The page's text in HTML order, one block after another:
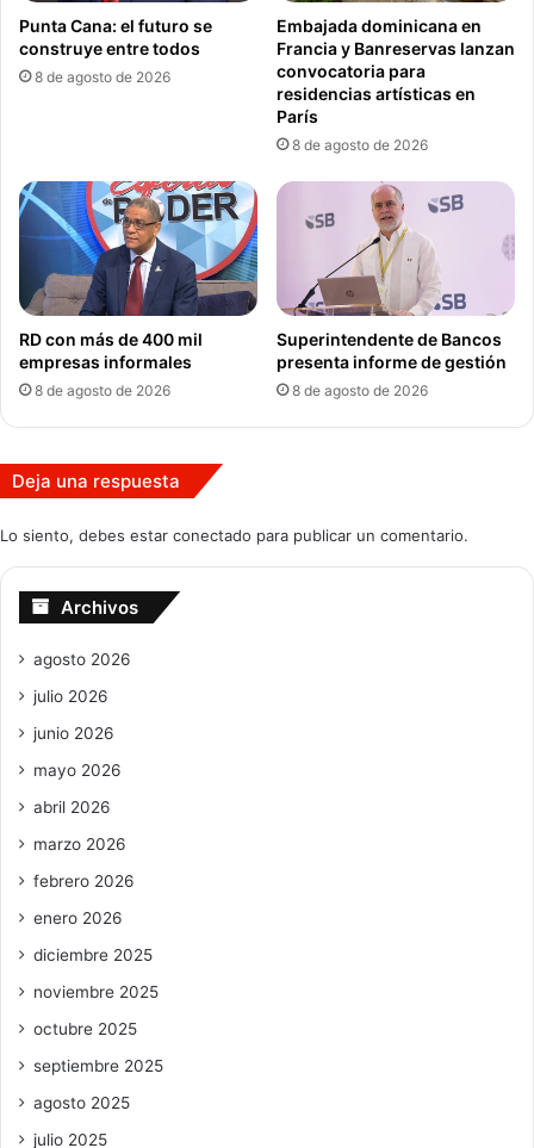
Punta Cana: el futuro se
construye entre todos
8 de agosto de 2026
Embajada dominicana en
Francia y Banreservas lanzan
convocatoria para
residencias artísticas en
París
8 de agosto de 2026
RD con más de 400 mil
empresas informales
8 de agosto de 2026
Superintendente de Bancos
presenta informe de gestión
8 de agosto de 2026
Deja una respuesta
Lo siento, debes estar conectado para publicar un comentario.
Archivos
agosto 2026
julio 2026
junio 2026
mayo 2026
abril 2026
marzo 2026
febrero 2026
enero 2026
diciembre 2025
noviembre 2025
octubre 2025
septiembre 2025
agosto 2025
julio 2025